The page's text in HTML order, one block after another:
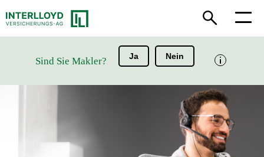
Sind Sie Makler? Ja Nein